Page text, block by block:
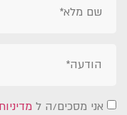
אני מסכים/ה ל